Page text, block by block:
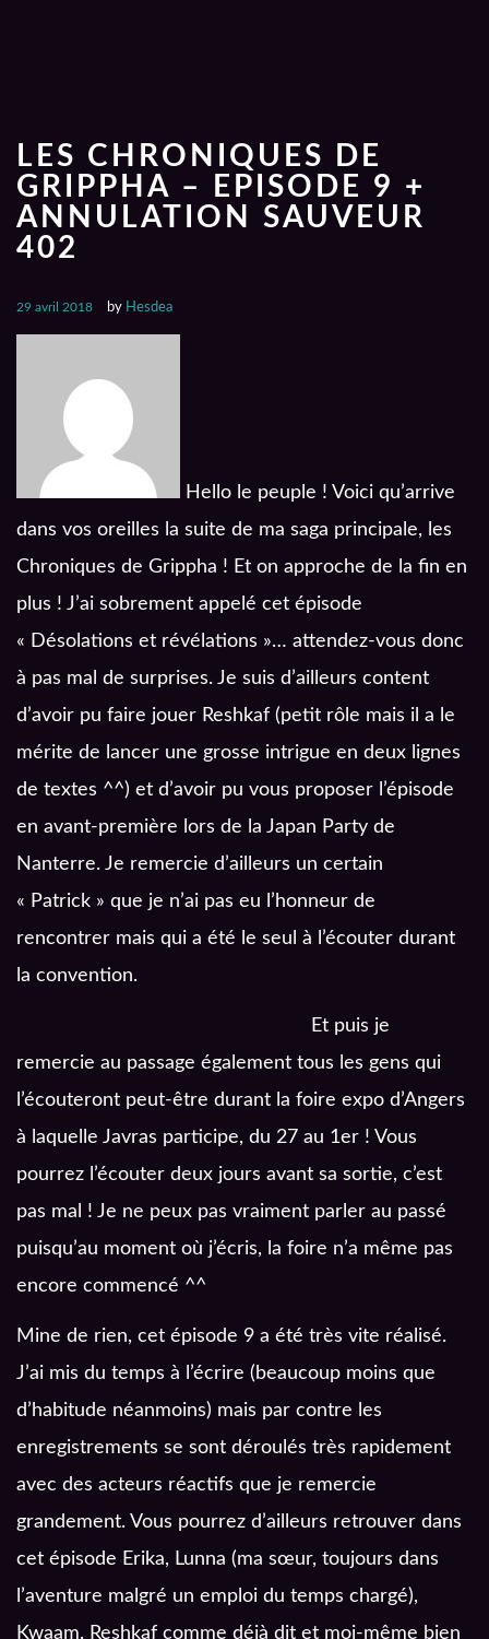
LES CHRONIQUES DE
GRIPPHA – EPISODE 9 +
ANNULATION SAUVEUR
402
29 avril 2018 by Hesdea
Hello le peuple ! Voici qu’arrive
dans vos oreilles la suite de ma saga principale, les
Chroniques de Grippha ! Et on approche de la fin en
plus ! J’ai sobrement appelé cet épisode
« Désolations et révélations »… attendez-vous donc
à pas mal de surprises. Je suis d’ailleurs content
d’avoir pu faire jouer Reshkaf (petit rôle mais il a le
mérite de lancer une grosse intrigue en deux lignes
de textes ^^) et d’avoir pu vous proposer l’épisode
en avant-première lors de la Japan Party de
Nanterre. Je remercie d’ailleurs un certain
« Patrick » que je n’ai pas eu l’honneur de
rencontrer mais qui a été le seul à l’écouter durant
la convention.
Et puis je
remercie au passage également tous les gens qui
l’écouteront peut-être durant la foire expo d’Angers
à laquelle Javras participe, du 27 au 1er ! Vous
pourrez l’écouter deux jours avant sa sortie, c’est
pas mal ! Je ne peux pas vraiment parler au passé
puisqu’au moment où j’écris, la foire n’a même pas
encore commencé ^^
Mine de rien, cet épisode 9 a été très vite réalisé.
J’ai mis du temps à l’écrire (beaucoup moins que
d’habitude néanmoins) mais par contre les
enregistrements se sont déroulés très rapidement
avec des acteurs réactifs que je remercie
grandement. Vous pourrez d’ailleurs retrouver dans
cet épisode Erika, Lunna (ma sœur, toujours dans
l’aventure malgré un emploi du temps chargé),
Kwaam, Reshkaf comme déjà dit et moi-même bien